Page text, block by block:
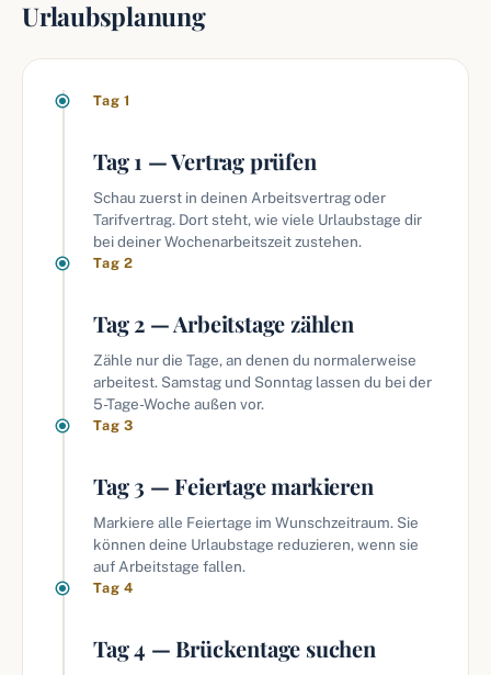
Urlaubsplanung
Tag 1
Tag 1 — Vertrag prüfen
Schau zuerst in deinen Arbeitsvertrag oder
Tarifvertrag. Dort steht, wie viele Urlaubstage dir
bei deiner Wochenarbeitszeit zustehen.
Tag 2
Tag 2 — Arbeitstage zählen
Zähle nur die Tage, an denen du normalerweise
arbeitest. Samstag und Sonntag lassen du bei der
5-Tage-Woche außen vor.
Tag 3
Tag 3 — Feiertage markieren
Markiere alle Feiertage im Wunschzeitraum. Sie
können deine Urlaubstage reduzieren, wenn sie
auf Arbeitstage fallen.
Tag 4
Tag 4 — Brückentage suchen